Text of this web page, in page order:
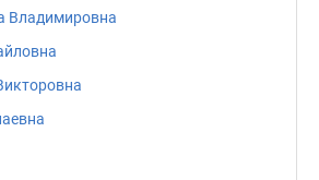
Владимировна